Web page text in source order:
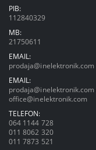
PIB:
112840329
MB:
21750611
EMAIL:
prodaja@inelektronik.com
EMAIL:
prodaja@inelektronik.com
office@inelektronik.com
TELEFON:
064 1144 728
011 8062 320
011 7873 521